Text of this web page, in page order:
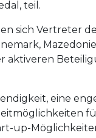
teil.
sich Vertreter
aktiveren
eine
up-